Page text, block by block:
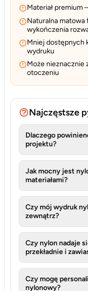
Materiał premium
Naturalna
wykończenia
Mniej dostępnych
wydruku
Może nieznacznie
otoczeniu
Najczęstsze
Dlaczego
projektu?
Jak mocny jest
materiałami?
Czy mój wydruk
zewnątrz?
Czy nylon nadaje
przekładnie i
Czy mogę
nylonowy?